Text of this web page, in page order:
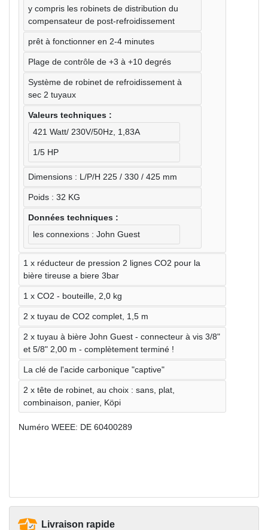
y compris les robinets de distribution du
compensateur de post-refroidissement
prêt à fonctionner en 2-4 minutes
Plage de contrôle de +3 à +10 degrés
Système de robinet de refroidissement à
sec 2 tuyaux
Valeurs techniques :
421 Watt/ 230V/50Hz, 1,83A
1/5 HP
Dimensions : L/P/H 225 / 330 / 425 mm
Poids : 32 KG
Données techniques :
les connexions : John Guest
1 x réducteur de pression 2 lignes CO2 pour la
bière tireuse a biere 3bar
1 x CO2 - bouteille, 2,0 kg
2 x tuyau de CO2 complet, 1,5 m
2 x tuyau à bière John Guest - connecteur à vis 3/8"
et 5/8" 2,00 m - complètement terminé !
La clé de l'acide carbonique "captive"
2 x tête de robinet, au choix : sans, plat,
combinaison, panier, Köpi
Numéro WEEE: DE 60400289
Livraison rapide